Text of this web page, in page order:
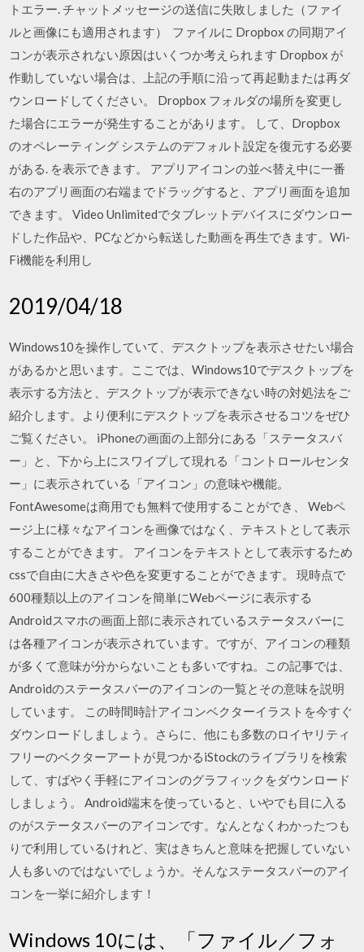
トエラー. チャットメッセージの送信に失敗しました（ファイ
ルと画像にも適用されます） ファイルに Dropbox の同期アイ
コンが表示されない原因はいくつか考えられます Dropbox が
作動していない場合は、上記の手順に沿って再起動または再ダ
ウンロードしてください。 Dropbox フォルダの場所を変更し
た場合にエラーが発生することがあります。 して、Dropbox
のオペレーティング システムのデフォルト設定を復元する必要
がある. を表示できます。 アプリアイコンの並べ替え中に一番
右のアプリ画面の右端までドラッグすると、アプリ画面を追加
できます。 Video Unlimitedでタブレットデバイスにダウンロー
ドした作品や、PCなどから転送した動画を再生できます。Wi-
Fi機能を利用し
2019/04/18
Windows10を操作していて、デスクトップを表示させたい場合
があるかと思います。ここでは、Windows10でデスクトップを
表示する方法と、デスクトップが表示できない時の対処法をご
紹介します。より便利にデスクトップを表示させるコツをぜひ
ご覧ください。 iPhoneの画面の上部分にある「ステータスバ
ー」と、下から上にスワイプして現れる「コントロールセンタ
ー」に表示されている「アイコン」の意味や機能。
FontAwesomeは商用でも無料で使用することができ、 Webペ
ージ上に様々なアイコンを画像ではなく、テキストとして表示
することができます。 アイコンをテキストとして表示するため
cssで自由に大きさや色を変更することができます。 現時点で
600種類以上のアイコンを簡単にWebページに表示する
Androidスマホの画面上部に表示されているステータスバーに
は各種アイコンが表示されています。ですが、アイコンの種類
が多くて意味が分からないことも多いですね。この記事では、
Androidのステータスバーのアイコンの一覧とその意味を説明
しています。 この時間時計アイコンベクターイラストを今すぐ
ダウンロードしましょう。さらに、他にも多数のロイヤリティ
フリーのベクターアートが見つかるiStockのライブラリを検索
して、すばやく手軽にアイコンのグラフィックをダウンロード
しましょう。 Android端末を使っていると、いやでも目に入る
のがステータスバーのアイコンです。なんとなくわかったつも
りで利用しているけれど、実はきちんと意味を把握していない
人も多いのではないでしょうか。そんなステータスバーのアイ
コンを一挙に紹介します！
Windows 10には、「ファイル／フォ